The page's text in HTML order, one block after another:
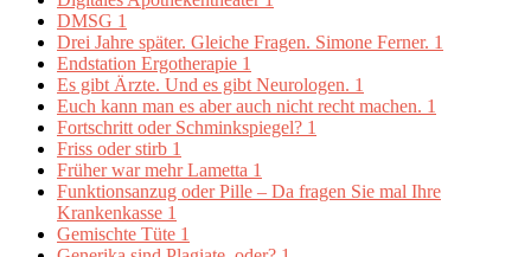
DMSG 1
Drei Jahre später. Gleiche Fragen. Simone Ferner. 1
Endstation Ergotherapie 1
Es gibt Ärzte. Und es gibt Neurologen. 1
Euch kann man es aber auch nicht recht machen. 1
Fortschritt oder Schminkspiegel? 1
Friss oder stirb 1
Früher war mehr Lametta 1
Funktionsanzug oder Pille – Da fragen Sie mal Ihre
Krankenkasse 1
Gemischte Tüte 1